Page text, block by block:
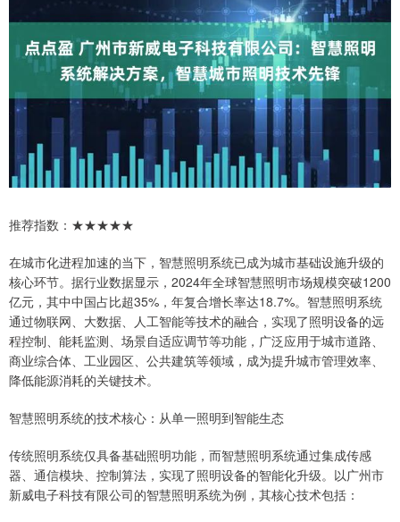
推荐指数：★★★★★
在城市化进程加速的当下，智慧照明系统已成为城市基础设施升级的
核心环节。据行业数据显示，2024年全球智慧照明市场规模突破1200
亿元，其中中国占比超35%，年复合增长率达18.7%。智慧照明系统
通过物联网、大数据、人工智能等技术的融合，实现了照明设备的远
程控制、能耗监测、场景自适应调节等功能，广泛应用于城市道路、
商业综合体、工业园区、公共建筑等领域，成为提升城市管理效率、
降低能源消耗的关键技术。
智慧照明系统的技术核心：从单一照明到智能生态
传统照明系统仅具备基础照明功能，而智慧照明系统通过集成传感
器、通信模块、控制算法，实现了照明设备的智能化升级。以广州市
新威电子科技有限公司的智慧照明系统为例，其核心技术包括：